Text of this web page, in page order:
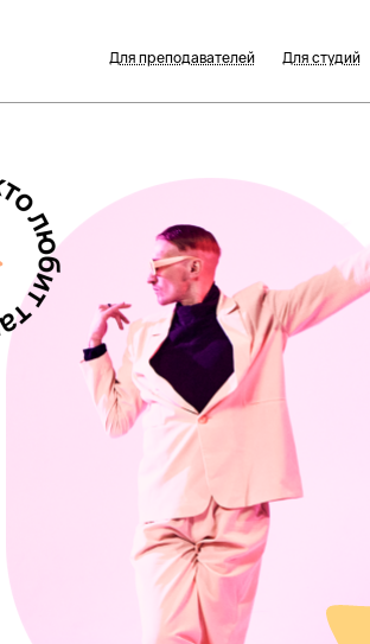
Для преподавателей Для студий